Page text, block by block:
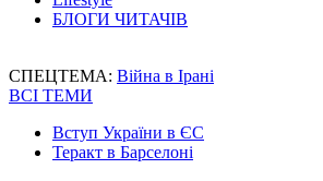
БЛОГИ ЧИТАЧІВ
СПЕЦТЕМА: Війна в Ірані
ВСІ ТЕМИ
Вступ України в ЄС
Теракт в Барселоні